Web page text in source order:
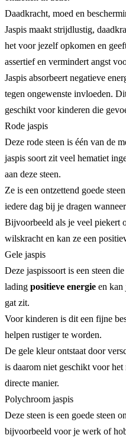
Daadkracht, moed en
Jaspis maakt strijdlustig,
het voor jezelf opkomen en
assertief en vermindert angst
Jaspis absorbeert negatieve
tegen ongewenste invloeden.
geschikt voor kinderen die
Rode jaspis
Deze rode steen is één van de
jaspis soort zit veel hematiet
aan deze steen.
Ze is een ontzettend goede
iedere dag bij je dragen
Bijvoorbeeld als je veel piekert
wilskracht en kan ze een
Gele jaspis
Deze jaspissoort is een steen die
lading positieve energie en kan
gat zit.
Voor kinderen is dit een fijne
helpen rustiger te worden.
De gele kleur ontstaat door
is daarom niet geschikt voor
directe manier.
Polychroom jaspis
Deze steen is een goede steen
bijvoorbeeld voor je werk of